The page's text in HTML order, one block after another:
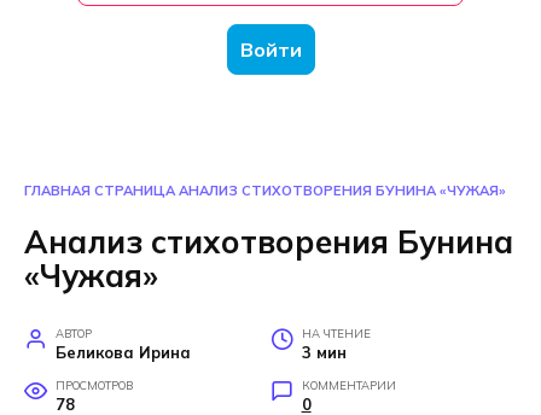
Войти
ГЛАВНАЯ СТРАНИЦА АНАЛИЗ СТИХОТВОРЕНИЯ БУНИНА «ЧУЖАЯ»
Анализ стихотворения Бунина
«Чужая»
АВТОР
Беликова Ирина
НА ЧТЕНИЕ
3 мин
ПРОСМОТРОВ
78
КОММЕНТАРИИ
0